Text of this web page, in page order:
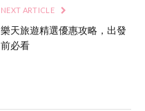
NEXT ARTICLE
樂天旅遊精選優惠攻略，出發
前必看